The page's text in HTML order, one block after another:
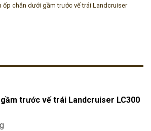
ốp chắn dưới gầm trước vế trái Landcruiser
trước vế trái Landcruiser LC300